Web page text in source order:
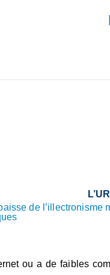
de
ou a de faibles